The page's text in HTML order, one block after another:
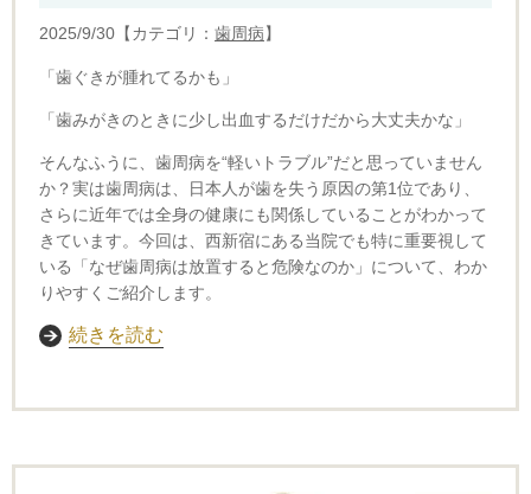
2025/9/30【カテゴリ： 歯周病】
「歯ぐきが腫れてるかも」
「歯みがきのときに少し出血するだけだから大丈夫かな」
そんなふうに、歯周病を“軽いトラブル”だと思っていません
か？実は歯周病は、日本人が歯を失う原因の第1位であり、
さらに近年では全身の健康にも関係していることがわかって
きています。 今回は、西新宿にある当院でも特に重要視して
いる「なぜ歯周病は放置すると危険なのか」について、わか
りやすくご紹介します。
続きを読む